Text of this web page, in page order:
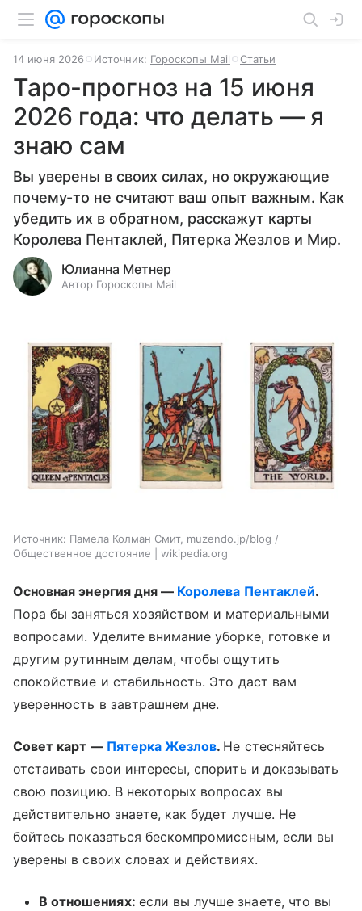
14 июня 2026 Источник: Гороскопы Mail Статьи
Таро-прогноз на 15 июня
2026 года: что делать — я
знаю сам
Вы уверены в своих силах, но окружающие
почему-то не считают ваш опыт важным. Как
убедить их в обратном, расскажут карты
Королева Пентаклей, Пятерка Жезлов и Мир.
Юлианна Метнер
Автор Гороскопы Mail
Источник: Памела Колман Смит, muzendo.jp/blog /
Общественное достояние | wikipedia.org
Основная энергия дня — Королева Пентаклей.
Пора бы заняться хозяйством и материальными
вопросами. Уделите внимание уборке, готовке и
другим рутинным делам, чтобы ощутить
спокойствие и стабильность. Это даст вам
уверенность в завтрашнем дне.
Совет карт — Пятерка Жезлов. Не стесняйтесь
отстаивать свои интересы, спорить и доказывать
свою позицию. В некоторых вопросах вы
действительно знаете, как будет лучше. Не
бойтесь показаться бескомпромиссным, если вы
уверены в своих словах и действиях.
В отношениях: если вы лучше знаете, что вы